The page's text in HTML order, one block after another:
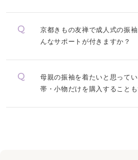
京都きもの友禅で成人式の振
んなサポートが付きますか？
母親の振袖を着たいと思ってい
帯・小物だけを購入すること